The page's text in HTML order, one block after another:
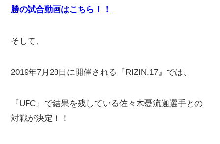
勝の試合動画はこちら！！
そして、
2019年7月28日に開催される『RIZIN.17』では、
『UFC』で結果を残している佐々木憂流迦選手との
対戦が決定！！